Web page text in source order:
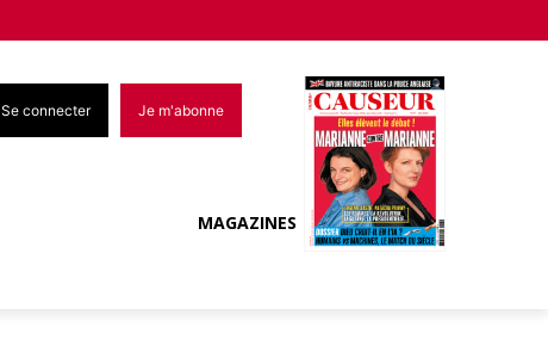
Se connecter Je m'abonne
MAGAZINES